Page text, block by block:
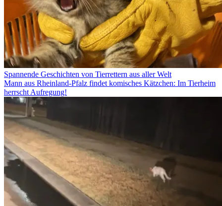
Spannende Geschichten von Tierrettern aus aller Welt
Mann aus Rheinland-Pfalz findet komisches Kätzchen: Im Tierheim
herrscht Aufregung!